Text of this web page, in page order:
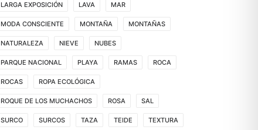
LARGA EXPOSICIÓN LAVA MAR
MODA CONSCIENTE MONTAÑA MONTAÑAS
NATURALEZA NIEVE NUBES
PARQUE NACIONAL PLAYA RAMAS ROCA
ROCAS ROPA ECOLÓGICA
ROQUE DE LOS MUCHACHOS ROSA SAL
SURCO SURCOS TAZA TEIDE TEXTURA